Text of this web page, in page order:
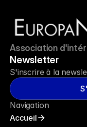
Association
Newsletter
S'inscrire à la
Navigation
Accueil